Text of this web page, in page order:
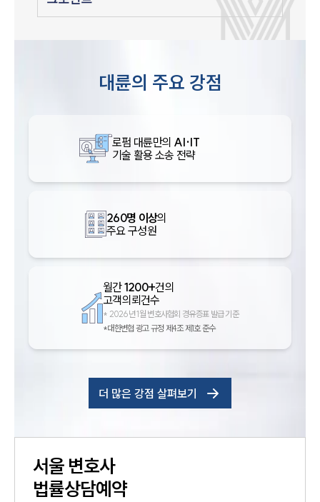
대륜의 주요 강점
로펌 대륜만의 AI·IT
기술 활용 소송 전략
260명 이상의
주요 구성원
월간1200+건의
고객의뢰건수
* 2026년 1월 변호사협회 경유증표 발급 기준
*대한변협 광고 규정 제4조 제1호 준수
더 많은 강점 살펴보기
서울 변호사
법률상담예약